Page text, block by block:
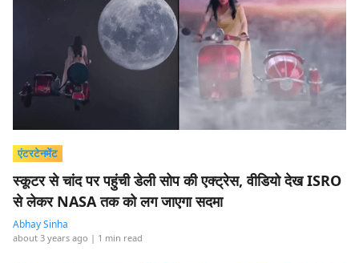
एंटरटेनमेंट
स्कूटर से चांद पर पहुंची डेली सोप की एक्ट्रेस, वीडियो देख ISRO
से लेकर NASA तक को लग जाएगा सदमा
Abhay Sinha
about 3 years ago | 1 min read